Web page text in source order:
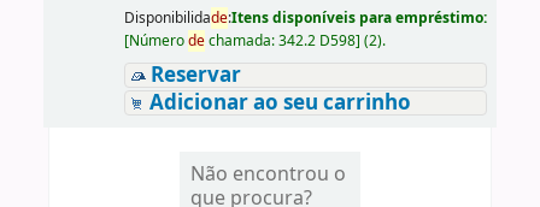
Disponibilidade:Itens disponíveis para empréstimo:
[Númerodechamada:342.2 D598] (2).
Reservar
Adicionar ao seu carrinho
Não encontrou o
que procura?